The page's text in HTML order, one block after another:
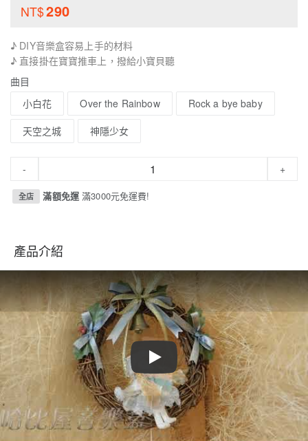
NT$290
♪ DIY音樂盒容易上手的材料
♪ 直接掛在寶寶推車上，撥給小寶貝聽
曲目
小白花
Over the Rainbow
Rock a bye baby
天空之城
神隱少女
- +
全店 滿額免運滿3000元免運費!
產品介紹
Play